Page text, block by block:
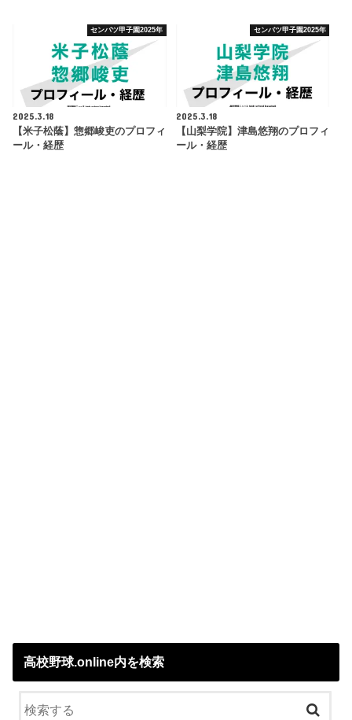
センバツ甲子園2025年
2025.3.18
【米子松蔭】惣郷峻吏のプロフィ
ール・経歴
センバツ甲子園2025年
2025.3.18
【山梨学院】津島悠翔のプロフィ
ール・経歴
高校野球.online内を検索